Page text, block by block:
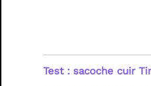
Test : sacoche cuir